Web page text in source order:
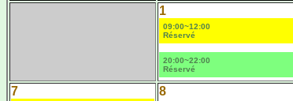
1
09:00~12:00
Réservé
20:00~22:00
Réservé
7 8